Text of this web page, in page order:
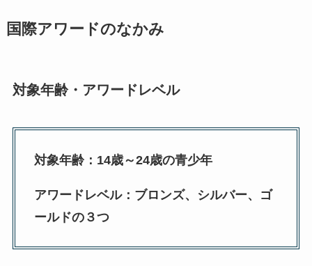
国際アワードのなかみ
対象年齢・アワードレベル
対象年齢：14歳～24歳の青少年
アワードレベル：ブロンズ、シルバー、ゴ
ールドの３つ